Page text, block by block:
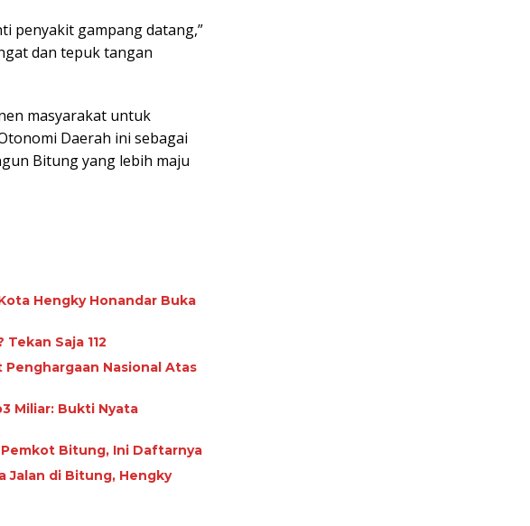
penyakit gampang datang,”
dan tepuk tangan
masyarakat untuk
Daerah ini sebagai
Bitung yang lebih maju
Hengky Honandar Buka
Saja 112
Nasional Atas
Miliar: Bukti Nyata
Bitung, Ini Daftarnya
Jalan di Bitung, Hengky